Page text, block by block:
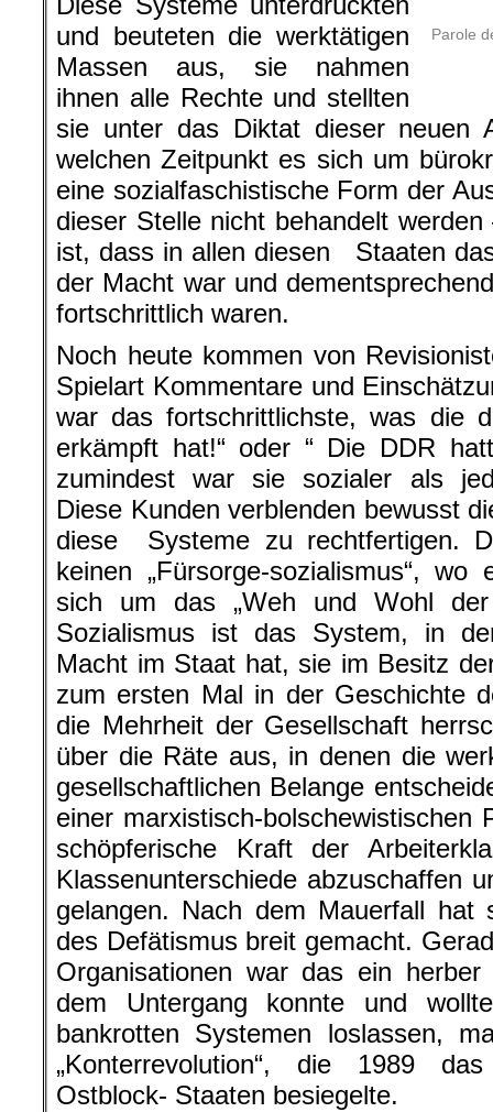
Parole
und beuteten die werktätigen
Massen aus, sie nahmen
ihnen alle Rechte und stellten
sie unter das Diktat dieser neuen
welchen Zeitpunkt es sich um
eine sozialfaschistische Form der
dieser Stelle nicht behandelt
ist, dass in allen diesen Staaten
der Macht war und
fortschrittlich waren.
Noch heute kommen von
Spielart Kommentare und
war das fortschrittlichste, was die
erkämpft hat!“ oder “ Die DDR
zumindest war sie sozialer als
Diese Kunden verblenden bewusst
diese Systeme zu rechtfertigen.
keinen „Fürsorge-sozialismus“,
sich um das „Weh und Wohl
Sozialismus ist das System, in
Macht im Staat hat, sie im Besitz
zum ersten Mal in der Geschichte
die Mehrheit der Gesellschaft
über die Räte aus, in denen die
gesellschaftlichen Belange
einer marxistisch-bolschewistischen
schöpferische Kraft der
Klassenunterschiede abzuschaffen
gelangen. Nach dem Mauerfall hat
des Defätismus breit gemacht.
Organisationen war das ein
dem Untergang konnte und
bankrotten Systemen loslassen,
„Konterrevolution“, die 1989
Ostblock- Staaten besiegelte.